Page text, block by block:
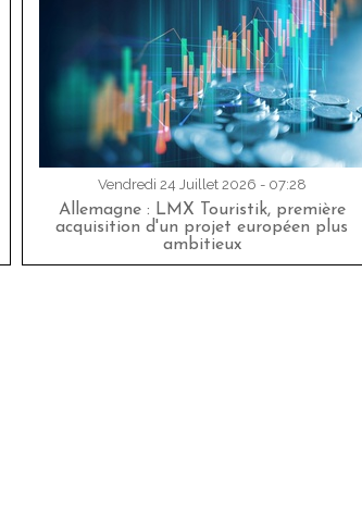
Vendredi 24 Juillet 2026 - 07:28
Allemagne : LMX Touristik, première
acquisition d'un projet européen plus
ambitieux